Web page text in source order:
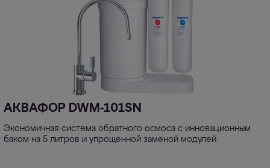
АКВАФОР DWM-101SN
Экономичная система обратного осмоса с инновационным
баком на 5 литров и упрощенной заменой модулей